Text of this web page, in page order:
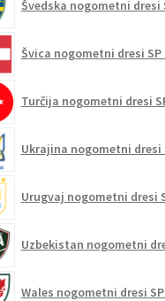
Švedska nogometni dresi
Švica nogometni dresi SP
Turčija nogometni dresi
Ukrajina nogometni dresi
Urugvaj nogometni dresi
Uzbekistan nogometni
Wales nogometni dresi SP